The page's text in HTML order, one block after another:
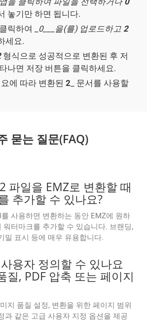
놓기만 하면 됩니다.
릭하여 _ 0___을(를) 업로드하고 2
세요.
형식으로 성공적으로 변환된 후 저
나면 저장 버튼을 클릭하세요.
에 따라 변환된 2 _ 문서를 사용할
묻는 질문(FAQ)
파일을 EMZ로 변환할 때
추가할 수 있나요?
사용하면 변환하는 동안 EMZ에 원하
워터마크를 추가할 수 있습니다. 브랜딩,
밀 표시 등에 매우 유용합니다.
용자 정의할 수 있나요
질, PDF 압축 또는 페이지
지 품질 설정, 변환을 위한 페이지 범위
과 같은 고급 사용자 지정 옵션을 제공